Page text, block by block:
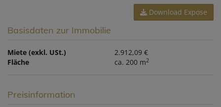
Download Expose
Basisdaten zur Immobilie
Miete (exkl. USt.)
2.912,09 €
Fläche
ca. 200 m2
Preisinformation